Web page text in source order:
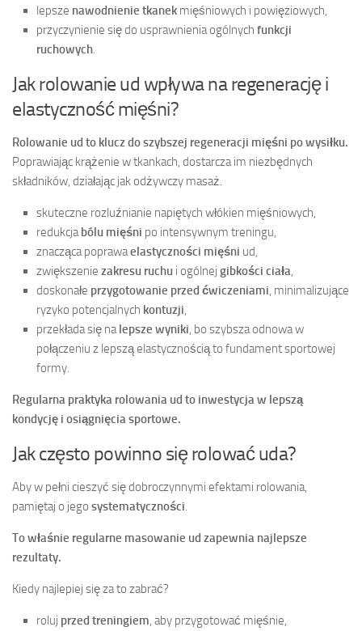
lepsze nawodnienie tkanek mięśniowych i powięziowych,
przyczynienie się do usprawnienia ogólnych funkcji
ruchowych.
Jak rolowanie ud wpływa na regenerację i
elastyczność mięśni?
Rolowanie ud to klucz do szybszej regeneracji mięśni po wysiłku.
Poprawiając krążenie w tkankach, dostarcza im niezbędnych
składników, działając jak odżywczy masaż.
skuteczne rozluźnianie napiętych włókien mięśniowych,
redukcjabólu mięśni po intensywnym treningu,
znacząca poprawaelastyczności mięśni ud,
zwiększenie zakresu ruchu i ogólnej gibkości ciała,
doskonałe przygotowanie przed ćwiczeniami, minimalizujące
ryzyko potencjalnych kontuzji,
przekłada się nalepsze wyniki, bo szybsza odnowa w
połączeniu z lepszą elastycznością to fundament sportowej
formy.
Regularna praktyka rolowania ud to inwestycja w lepszą
kondycję i osiągnięcia sportowe.
Jak często powinno się rolować uda?
Aby w pełni cieszyć się dobroczynnymi efektami rolowania,
pamiętaj o jego systematyczności.
To właśnie regularne masowanie ud zapewnia najlepsze
rezultaty.
Kiedy najlepiej się za to zabrać?
roluj przed treningiem, aby przygotować mięśnie,